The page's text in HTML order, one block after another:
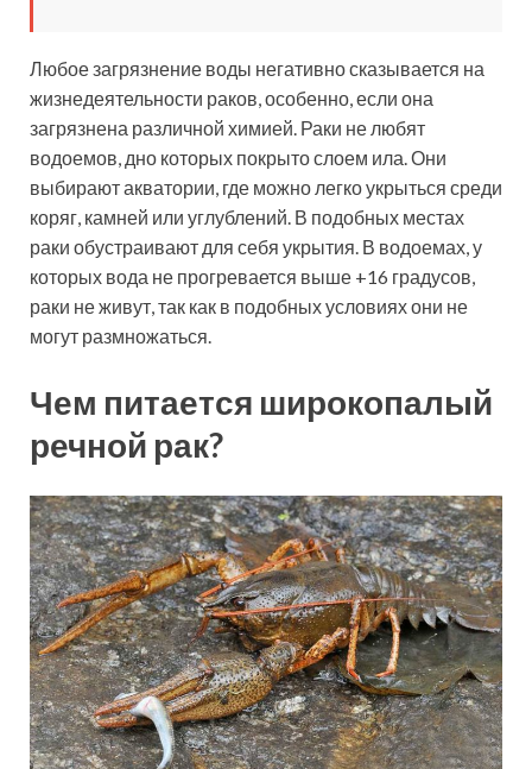
Любое загрязнение воды негативно сказывается на
жизнедеятельности раков, особенно, если она
загрязнена различной химией. Раки не любят
водоемов, дно которых покрыто слоем ила. Они
выбирают акватории, где можно легко укрыться среди
коряг, камней или углублений. В подобных местах
раки обустраивают для себя укрытия. В водоемах, у
которых вода не прогревается выше +16 градусов,
раки не живут, так как в подобных условиях они не
могут размножаться.
Чем питается широкопалый
речной рак?